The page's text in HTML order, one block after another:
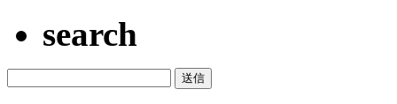
search